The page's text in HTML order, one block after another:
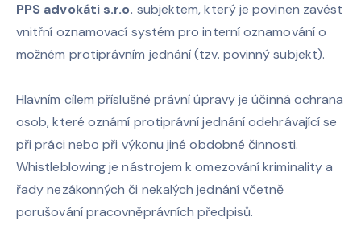
PPS advokáti s.r.o. subjektem, který je povinen zavést
vnitřní oznamovací systém pro interní oznamování o
možném protiprávním jednání (tzv. povinný subjekt).
Hlavním cílem příslušné právní úpravy je účinná ochrana
osob, které oznámí protiprávní jednání odehrávající se
při práci nebo při výkonu jiné obdobné činnosti.
Whistleblowing je nástrojem k omezování kriminality a
řady nezákonných či nekalých jednání včetně
porušování pracovněprávních předpisů.